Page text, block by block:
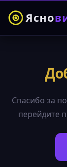
Ясно
Спасибо за
перейдите